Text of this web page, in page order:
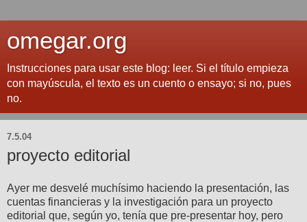
omegar.org
Instrucciones para usar este blog: leer. Si el título empieza
con mayúscula, el texto es un cuento o ensayo; si no, pues
no.
7.5.04
proyecto editorial
Ayer me desvelé muchísimo haciendo la presentación, las
cuentas financieras y la investigación para un proyecto
editorial que, según yo, tenía que pre-presentar hoy, pero